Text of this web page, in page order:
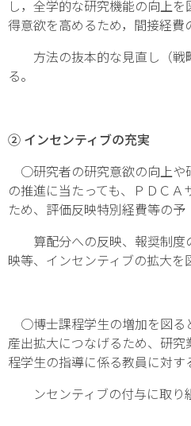
し，全学的な研究機能の向上
得意欲を高めるため，間接経費
方法の抜本的な見直し（戦
る。
② インセンティブの充実
○研究者の研究意欲の向上や
の推進に当たっても、ＰＤＣ
ため、評価反映特別経費等の予
算配分への反映、報奨制度
映等、インセンティブの拡大を
○博士課程学生の増加を図る
産出拡大につなげるため、研
程学生の指導に係る教員に対す
ンセンティブの付与に取り